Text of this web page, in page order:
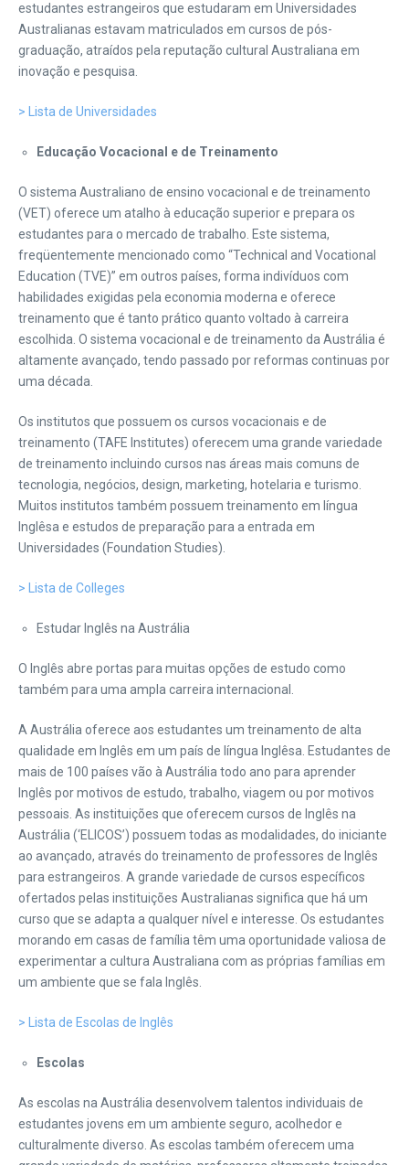
estudantes estrangeiros que estudaram em Universidades
Australianas estavam matriculados em cursos de pós-
graduação, atraídos pela reputação cultural Australiana em
inovação e pesquisa.
> Lista de Universidades
Educação Vocacional e de Treinamento
O sistema Australiano de ensino vocacional e de treinamento
(VET) oferece um atalho à educação superior e prepara os
estudantes para o mercado de trabalho. Este sistema,
freqüentemente mencionado como “Technical and Vocational
Education (TVE)” em outros países, forma indivíduos com
habilidades exigidas pela economia moderna e oferece
treinamento que é tanto prático quanto voltado à carreira
escolhida. O sistema vocacional e de treinamento da Austrália é
altamente avançado, tendo passado por reformas continuas por
uma década.
Os institutos que possuem os cursos vocacionais e de
treinamento (TAFE Institutes) oferecem uma grande variedade
de treinamento incluindo cursos nas áreas mais comuns de
tecnologia, negócios, design, marketing, hotelaria e turismo.
Muitos institutos também possuem treinamento em língua
Inglêsa e estudos de preparação para a entrada em
Universidades (Foundation Studies).
> Lista de Colleges
Estudar Inglês na Austrália
O Inglês abre portas para muitas opções de estudo como
também para uma ampla carreira internacional.
A Austrália oferece aos estudantes um treinamento de alta
qualidade em Inglês em um país de língua Inglêsa. Estudantes de
mais de 100 países vão à Austrália todo ano para aprender
Inglês por motivos de estudo, trabalho, viagem ou por motivos
pessoais. As instituições que oferecem cursos de Inglês na
Austrália (‘ELICOS’) possuem todas as modalidades, do iniciante
ao avançado, através do treinamento de professores de Inglês
para estrangeiros. A grande variedade de cursos específicos
ofertados pelas instituições Australianas significa que há um
curso que se adapta a qualquer nível e interesse. Os estudantes
morando em casas de família têm uma oportunidade valiosa de
experimentar a cultura Australiana com as próprias famílias em
um ambiente que se fala Inglês.
> Lista de Escolas de Inglês
Escolas
As escolas na Austrália desenvolvem talentos individuais de
estudantes jovens em um ambiente seguro, acolhedor e
culturalmente diverso. As escolas também oferecem uma